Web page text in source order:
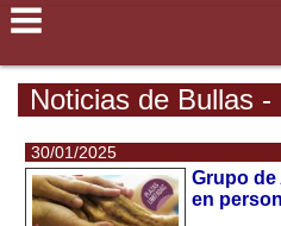
Noticias de Bullas
30/01/2025
Grupo de
en